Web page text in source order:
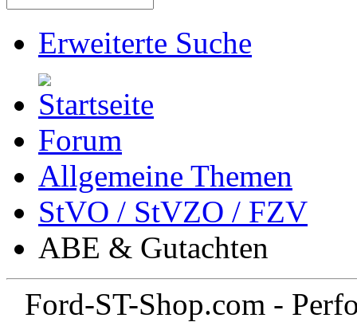
Erweiterte Suche
Forum
Allgemeine Themen
StVO / StVZO / FZV
ABE & Gutachten
Ford-ST-Shop.com -